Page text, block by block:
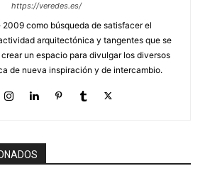
https://veredes.es/
2009 como búsqueda de satisfacer el
arquitectónica y tangentes que se
un espacio para divulgar los diversos
de nueva inspiración y de intercambio.